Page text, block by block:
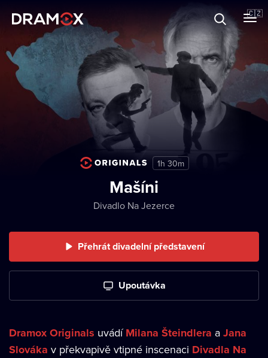
🇨🇿
Dárkové poukazy
Registrujte se
1h 30m
Mašíni
Divadlo Na Jezerce
Přehrát divadelní představení
Upoutávka
Dramox Originals uvádíMilana Šteindlera a Jana
Slováka v překvapivě vtipné inscenaci Divadla Na